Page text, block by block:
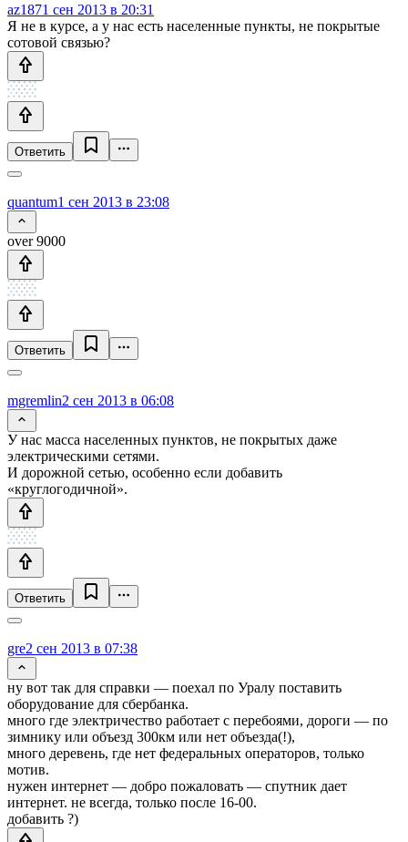
az1871 сен 2013 в 20:31
Я не в курсе, а у нас есть населенные пункты, не покрытые
сотовой связью?
Ответить
quantum1 сен 2013 в 23:08
over 9000
Ответить
mgremlin2 сен 2013 в 06:08
У нас масса населенных пунктов, не покрытых даже
электрическими сетями.
И дорожной сетью, особенно если добавить
«круглогодичной».
Ответить
gre2 сен 2013 в 07:38
ну вот так для справки — поехал по Уралу поставить
оборудование для сбербанка.
много где электричество работает с перебоями, дороги — по
зимнику или объезд 300км или нет объезда(!),
много деревень, где нет федеральных операторов, только
мотив.
нужен интернет — добро пожаловать — спутник дает
интернет. не всегда, только после 16-00.
добавить ?)